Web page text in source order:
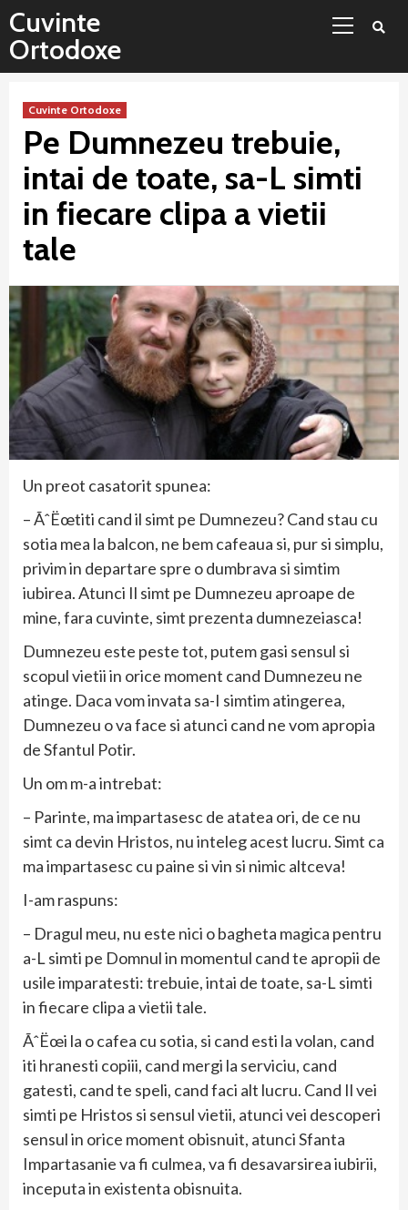
Sari
conținut
Cuvinte
Ortodoxe
Cuvinte Ortodoxe
Pe Dumnezeu trebuie,
intai de toate, sa-L simti
in fiecare clipa a vietii
tale
Un preot casatorit spunea:
– ÃˆËœtiti cand il simt pe Dumnezeu? Cand stau cu
sotia mea la balcon, ne bem cafeaua si, pur si simplu,
privim in departare spre o dumbrava si simtim
iubirea. Atunci Il simt pe Dumnezeu aproape de
mine, fara cuvinte, simt prezenta dumnezeiasca!
Dumnezeu este peste tot, putem gasi sensul si
scopul vietii in orice moment cand Dumnezeu ne
atinge. Daca vom invata sa-I simtim atingerea,
Dumnezeu o va face si atunci cand ne vom apropia
de Sfantul Potir.
Un om m-a intrebat:
– Parinte, ma impartasesc de atatea ori, de ce nu
simt ca devin Hristos, nu inteleg acest lucru. Simt ca
ma impartasesc cu paine si vin si nimic altceva!
I-am raspuns:
– Dragul meu, nu este nici o bagheta magica pentru
a-L simti pe Domnul in momentul cand te apropii de
usile imparatesti: trebuie, intai de toate, sa-L simti
in fiecare clipa a vietii tale.
ÃˆËœi la o cafea cu sotia, si cand esti la volan, cand
iti hranesti copiii, cand mergi la serviciu, cand
gatesti, cand te speli, cand faci alt lucru. Cand Il vei
simti pe Hristos si sensul vietii, atunci vei descoperi
sensul in orice moment obisnuit, atunci Sfanta
Impartasanie va fi culmea, va fi desavarsirea iubirii,
inceputa in existenta obisnuita.